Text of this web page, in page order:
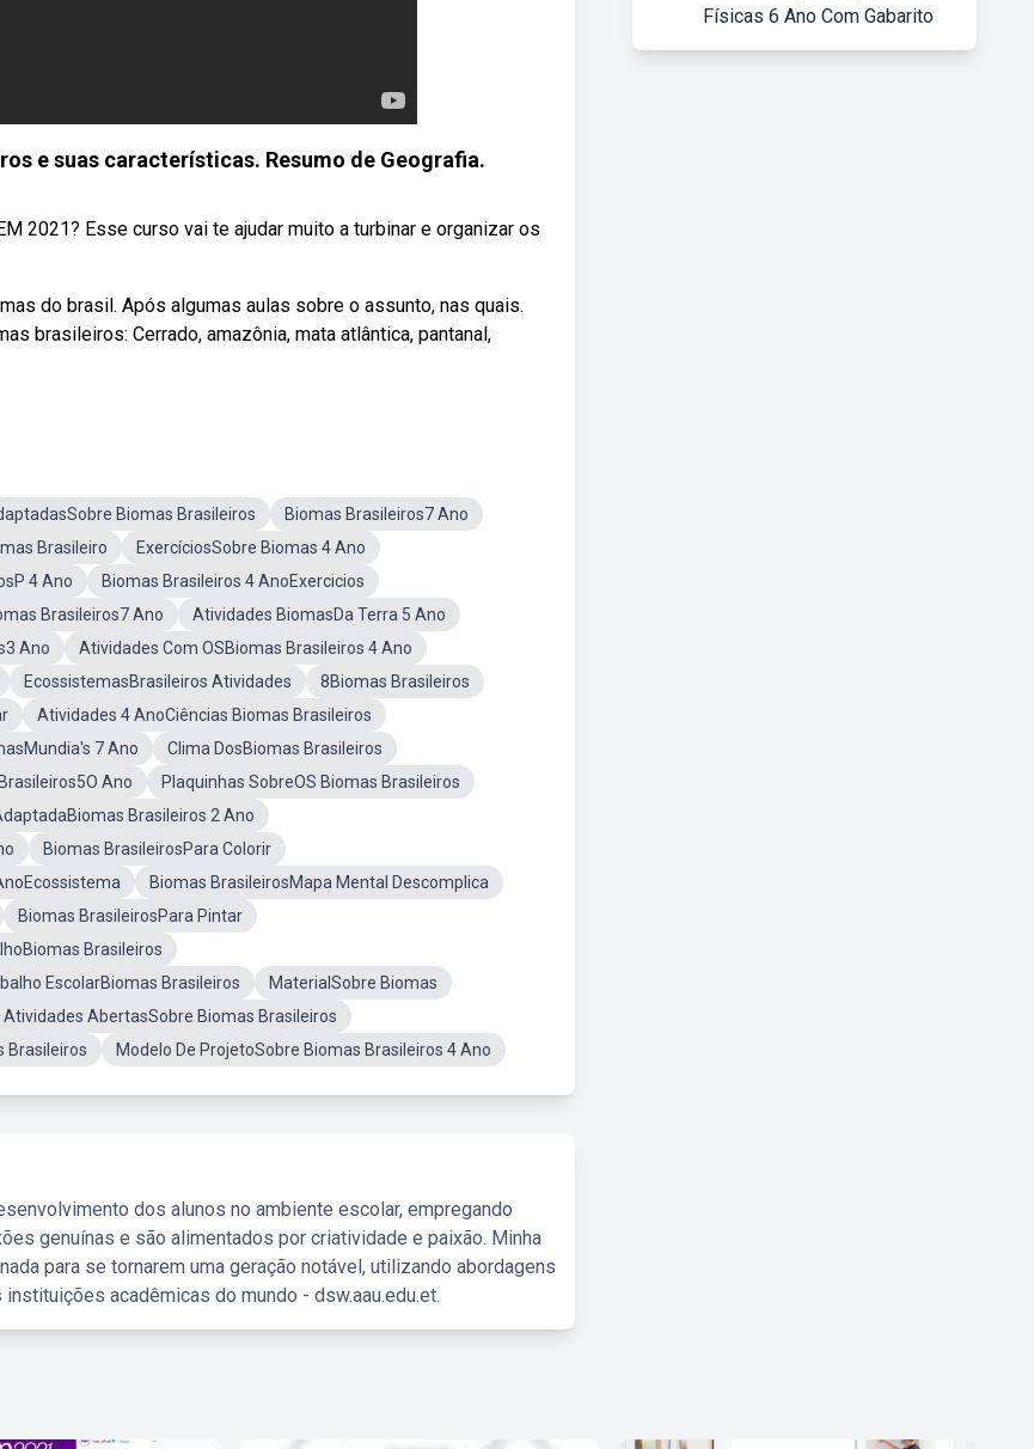
e suas características. Resumo de Geografia.
2021? Esse curso vai te ajudar muito a turbinar e organizar os
do brasil. Após algumas aulas sobre o assunto, nas quais.
brasileiros: Cerrado, amazônia, mata atlântica, pantanal,
Biomas Brasileiros
Biomas Brasileiros7 Ano
Brasileiro
ExercíciosSobre Biomas 4 Ano
4 Ano
Biomas Brasileiros 4 AnoExercicios
Brasileiros7 Ano
Atividades BiomasDa Terra 5 Ano
Ano
Atividades Com OSBiomas Brasileiros 4 Ano
EcossistemasBrasileiros Atividades
8Biomas Brasileiros
Atividades 4 AnoCiências Biomas Brasileiros
7 Ano
Clima DosBiomas Brasileiros
Ano
Plaquinhas SobreOS Biomas Brasileiros
Brasileiros 2 Ano
Biomas BrasileirosPara Colorir
Biomas BrasileirosMapa Mental Descomplica
Biomas BrasileirosPara Pintar
Brasileiros
EscolarBiomas Brasileiros
MaterialSobre Biomas
Atividades AbertasSobre Biomas Brasileiros
Brasileiros Modelo De ProjetoSobre Biomas Brasileiros 4 Ano
dos alunos no ambiente escolar, empregando
genuínas e são alimentados por criatividade e paixão. Minha
para se tornarem uma geração notável, utilizando abordagens
acadêmicas do mundo - dsw.aau.edu.et.
Físicas 6 Ano Com Gabarito